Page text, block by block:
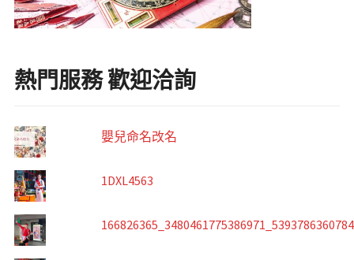
熱門服務 歡迎洽詢
嬰兒命名改名
1DXL4563